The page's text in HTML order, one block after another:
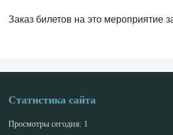
Заказ билетов на это мероприятие
Статистика сайта
Просмотры сегодня: 1